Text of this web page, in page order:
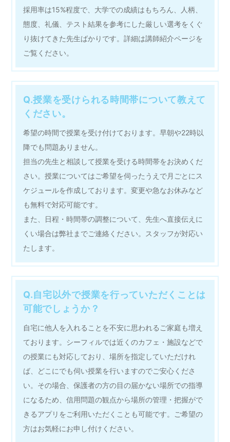
採用率は15%程度で、大学での成績はもちろん、人柄、
態度、礼儀、テスト結果を参考にした厳しい選考をくぐ
り抜けてきた先生ばかりです。詳細は講師紹介ページを
ご覧ください。
Q.授業を受けられる時間帯について教えて
ください。
希望の時間で授業を受け付けております。早朝や22時以
降でも問題ありません。
担当の先生と相談して授業を受ける時間帯をお決めくだ
さい。授業についてはご希望を伺ったうえで月ごとにス
ケジュールを作成しております。変更や急なお休みなど
も無料で対応可能です。
また、日程・時間帯の調整について、先生へ直接伝えに
くい場合は弊社までご連絡ください。スタッフが対応い
たします。
Q.自宅以外で授業を行っていただくことは
可能でしょうか？
自宅に他人を入れることを不安に思われるご家庭も増え
ております。シーフィルでは近くのカフェ・施設などで
の授業にも対応しており、場所を指定していただけれ
ば、どこにでも伺い授業を行いますのでご安心くださ
い。その場合、保護者の方の目の届かない場所での指導
になるため、信用問題の観点から場所の管理・把握がで
きるアプリをご利用いただくことも可能です。ご希望の
方はお気軽にお申し付けください。